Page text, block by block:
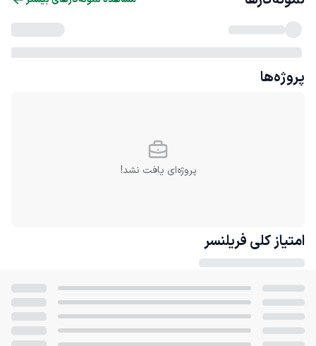
پروژه‌ها
پروژه‌ای یافت نشد!
امتیاز کلی فریلنسر